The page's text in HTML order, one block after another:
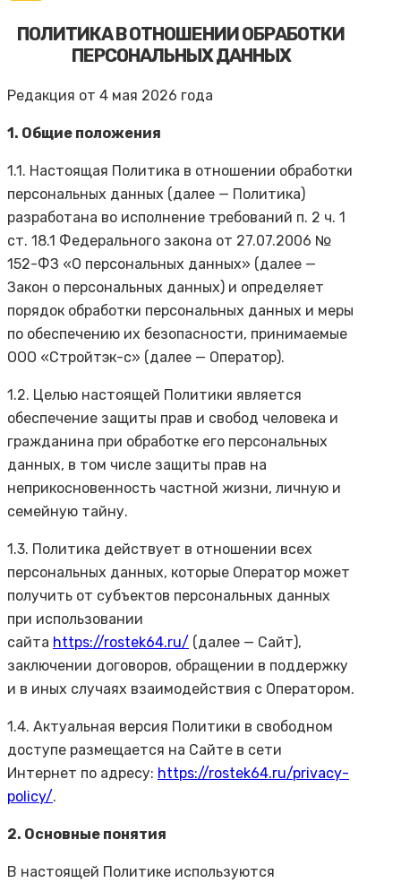
ПОЛИТИКА В ОТНОШЕНИИ ОБРАБОТКИ
ПЕРСОНАЛЬНЫХ ДАННЫХ
Редакция от 4 мая 2026 года
1. Общие положения
1.1. Настоящая Политика в отношении обработки
персональных данных (далее — Политика)
разработана во исполнение требований п. 2 ч. 1
ст. 18.1 Федерального закона от 27.07.2006 №
152-ФЗ «О персональных данных» (далее —
Закон о персональных данных) и определяет
порядок обработки персональных данных и меры
по обеспечению их безопасности, принимаемые
ООО «Стройтэк-с» (далее — Оператор).
1.2. Целью настоящей Политики является
обеспечение защиты прав и свобод человека и
гражданина при обработке его персональных
данных, в том числе защиты прав на
неприкосновенность частной жизни, личную и
семейную тайну.
1.3. Политика действует в отношении всех
персональных данных, которые Оператор может
получить от субъектов персональных данных
при использовании
сайта https://rostek64.ru/ (далее — Сайт),
заключении договоров, обращении в поддержку
и в иных случаях взаимодействия с Оператором.
1.4. Актуальная версия Политики в свободном
доступе размещается на Сайте в сети
Интернет по адресу: https://rostek64.ru/privacy-
policy/.
2. Основные понятия
В настоящей Политике используются